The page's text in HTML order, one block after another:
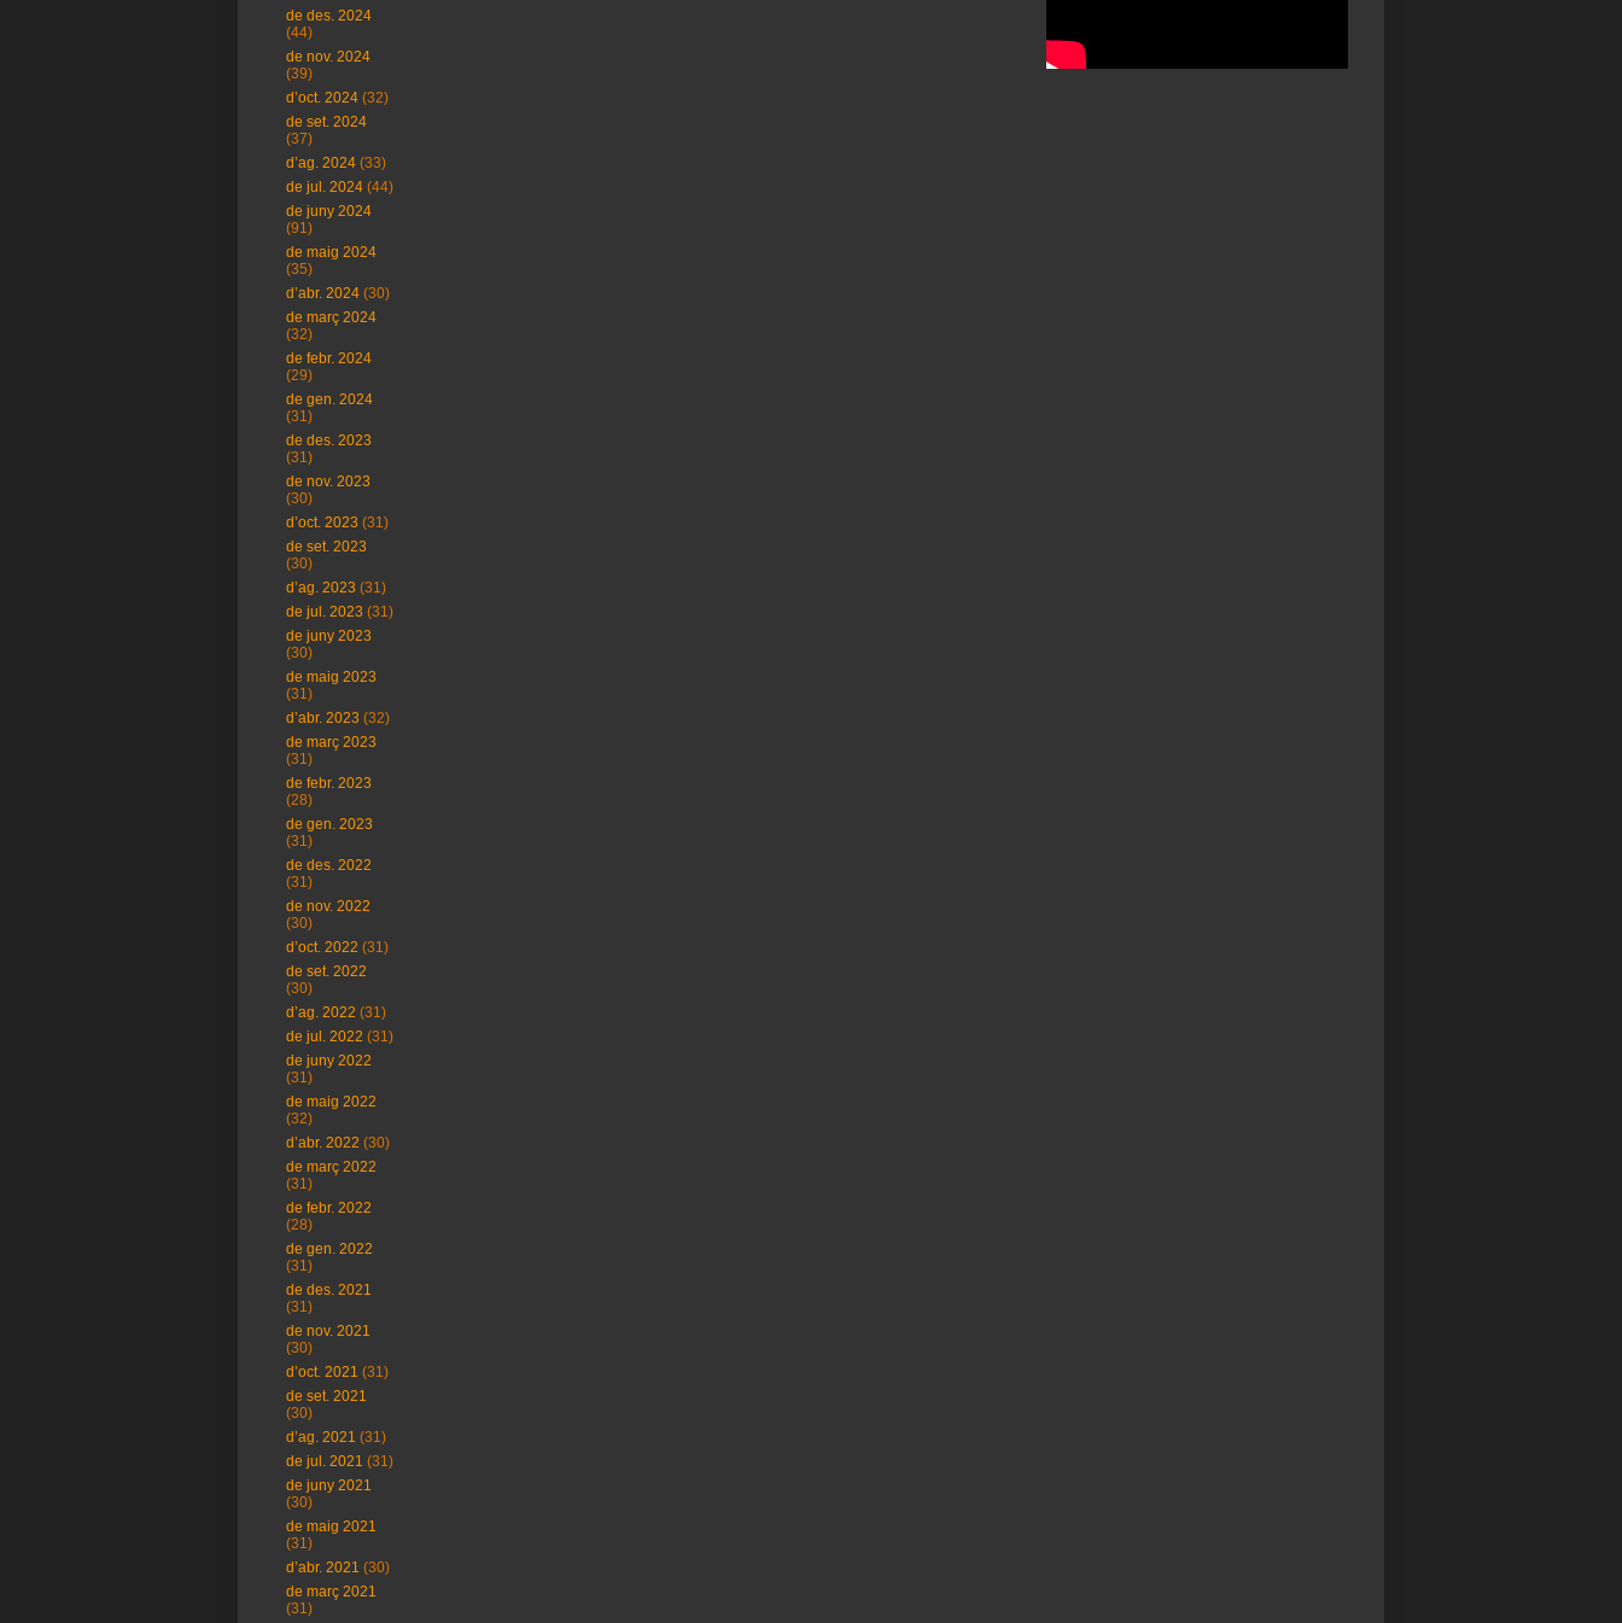
de des. 2024
(44)
de nov. 2024
(39)
d’oct. 2024 (32)
de set. 2024
(37)
d’ag. 2024 (33)
de jul. 2024 (44)
de juny 2024
(91)
de maig 2024
(35)
d’abr. 2024 (30)
de març 2024
(32)
de febr. 2024
(29)
de gen. 2024
(31)
de des. 2023
(31)
de nov. 2023
(30)
d’oct. 2023 (31)
de set. 2023
(30)
d’ag. 2023 (31)
de jul. 2023 (31)
de juny 2023
(30)
de maig 2023
(31)
d’abr. 2023 (32)
de març 2023
(31)
de febr. 2023
(28)
de gen. 2023
(31)
de des. 2022
(31)
de nov. 2022
(30)
d’oct. 2022 (31)
de set. 2022
(30)
d’ag. 2022 (31)
de jul. 2022 (31)
de juny 2022
(31)
de maig 2022
(32)
d’abr. 2022 (30)
de març 2022
(31)
de febr. 2022
(28)
de gen. 2022
(31)
de des. 2021
(31)
de nov. 2021
(30)
d’oct. 2021 (31)
de set. 2021
(30)
d’ag. 2021 (31)
de jul. 2021 (31)
de juny 2021
(30)
de maig 2021
(31)
d’abr. 2021 (30)
de març 2021
(31)